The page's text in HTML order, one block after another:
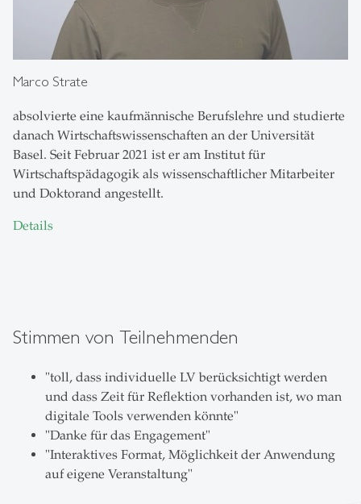
Marco Strate
absolvierte eine kaufmännische Berufslehre und studierte
danach Wirtschaftswissenschaften an der Universität
Basel. Seit Februar 2021 ist er am Institut für
Wirtschaftspädagogik als wissenschaftlicher Mitarbeiter
und Doktorand angestellt.
Details
Stimmen von Teilnehmenden
"toll, dass individuelle LV berücksichtigt werden
und dass Zeit für Reflektion vorhanden ist, wo man
digitale Tools verwenden könnte"
"Danke für das Engagement"
"Interaktives Format, Möglichkeit der Anwendung
auf eigene Veranstaltung"